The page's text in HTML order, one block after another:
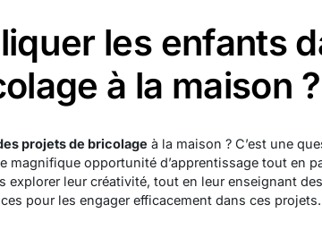
les enfants
à la maison ?
projets de bricolage à la maison ? C’est une
magnifique opportunité d’apprentissage tout en
explorer leur créativité, tout en leur enseignant
pour les engager efficacement dans ces projets.